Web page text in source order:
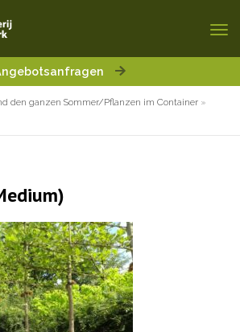
den ganzen Sommer/Pflanzen im Container »